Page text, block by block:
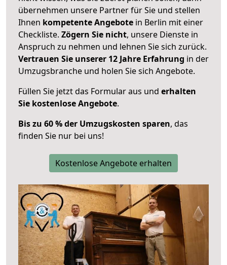
übernehmen unsere Partner für Sie und stellen
Ihnen kompetente Angebote in Berlin mit einer
Checkliste. Zögern Sie nicht, unsere Dienste in
Anspruch zu nehmen und lehnen Sie sich zurück.
Vertrauen Sie unserer 12 Jahre Erfahrung in der
Umzugsbranche und holen Sie sich Angebote.
Füllen Sie jetzt das Formular aus und erhalten
Sie kostenlose Angebote.
Bis zu 60 % der Umzugskosten sparen, das
finden Sie nur bei uns!
Kostenlose Angebote erhalten